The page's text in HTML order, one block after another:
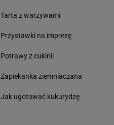
Tarta z warzywami
Przystawki na imprezę
Potrawy z cukinii
Zapiekanka ziemniaczana
Jak ugotować kukurydzę